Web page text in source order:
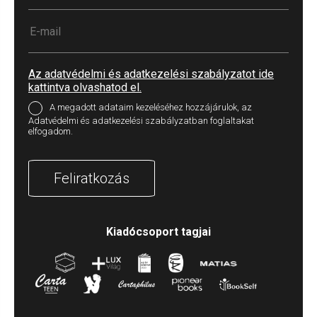
Az adatvédelmi és adatkezelési szabályzatot ide
kattintva olvashatod el.
A megadott adataim kezeléséhez hozzájárulok, az
Adatvédelmi és adatkezelési szabályzatban foglaltakat
elfogadom.
Feliratkozás
Kiadócsoport tagjai